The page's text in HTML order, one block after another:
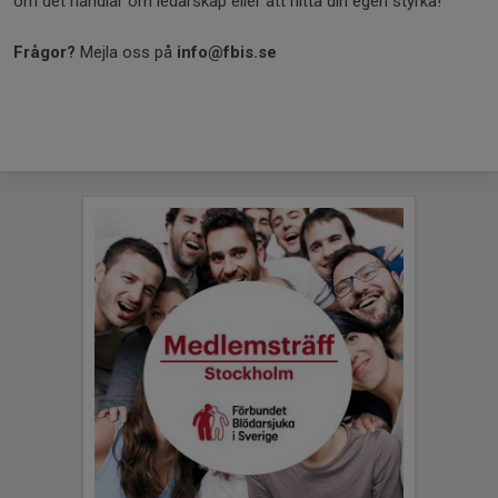
Frågor? Mejla oss på info@fbis.se